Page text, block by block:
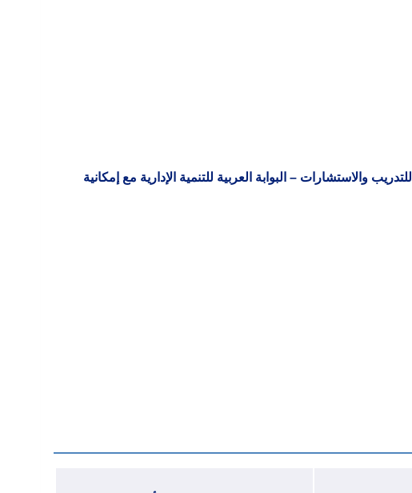
شهادة دبلوم مهني / تنفيذي معتمد من أكاديمية ArabPAD للتدريب والاستشارات – البوابة العربية للتنمية الإدارية مع إمكانية